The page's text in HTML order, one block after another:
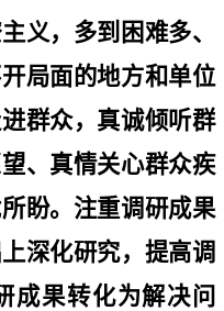
义，多到困难多、
局面的地方和单位
群众，真诚倾听群
、真情关心群众疾
盼。注重调研成果
深化研究，提高调
成果转化为解决问